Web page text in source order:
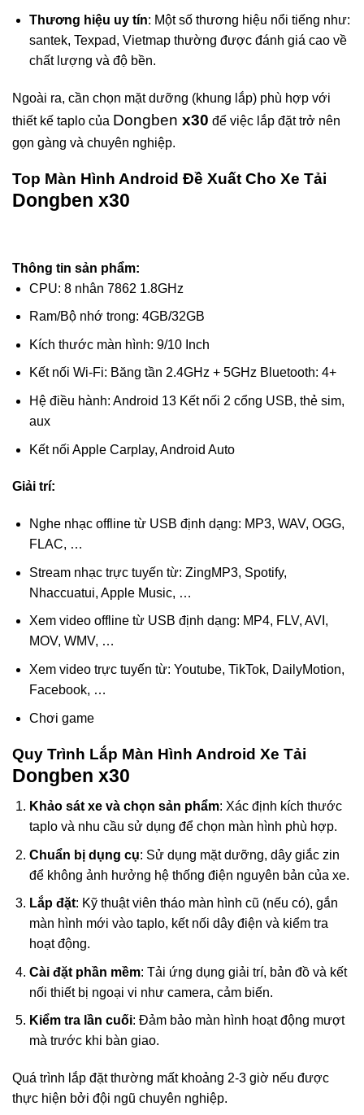
Thương hiệu uy tín: Một số thương hiệu nổi tiếng như:
santek, Texpad, Vietmap thường được đánh giá cao về
chất lượng và độ bền.
Ngoài ra, cần chọn mặt dưỡng (khung lắp) phù hợp với
thiết kế taplo của Dongben x30 để việc lắp đặt trở nên
gọn gàng và chuyên nghiệp.
Top Màn Hình Android Đề Xuất Cho Xe Tải
Dongben x30
Thông tin sản phẩm:
CPU: 8 nhân 7862 1.8GHz
Ram/Bộ nhớ trong: 4GB/32GB
Kích thước màn hình: 9/10 Inch
Kết nối Wi-Fi: Băng tần 2.4GHz + 5GHz Bluetooth: 4+
Hệ điều hành: Android 13 Kết nối 2 cổng USB, thẻ sim,
aux
Kết nối Apple Carplay, Android Auto
Giải trí:
Nghe nhạc offline từ USB định dạng: MP3, WAV, OGG,
FLAC, …
Stream nhạc trực tuyến từ: ZingMP3, Spotify,
Nhaccuatui, Apple Music, …
Xem video offline từ USB định dạng: MP4, FLV, AVI,
MOV, WMV, …
Xem video trực tuyến từ: Youtube, TikTok, DailyMotion,
Facebook, …
Chơi game
Quy Trình Lắp Màn Hình Android Xe Tải
Dongben x30
Khảo sát xe và chọn sản phẩm: Xác định kích thước
taplo và nhu cầu sử dụng để chọn màn hình phù hợp.
Chuẩn bị dụng cụ: Sử dụng mặt dưỡng, dây giắc zin
để không ảnh hưởng hệ thống điện nguyên bản của xe.
Lắp đặt: Kỹ thuật viên tháo màn hình cũ (nếu có), gắn
màn hình mới vào taplo, kết nối dây điện và kiểm tra
hoạt động.
Cài đặt phần mềm: Tải ứng dụng giải trí, bản đồ và kết
nối thiết bị ngoại vi như camera, cảm biến.
Kiểm tra lần cuối: Đảm bảo màn hình hoạt động mượt
mà trước khi bàn giao.
Quá trình lắp đặt thường mất khoảng 2-3 giờ nếu được
thực hiện bởi đội ngũ chuyên nghiệp.